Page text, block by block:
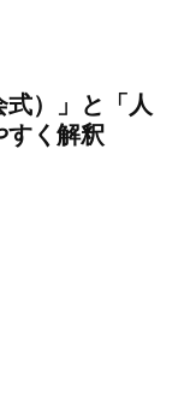
）」と「人
すく解釈